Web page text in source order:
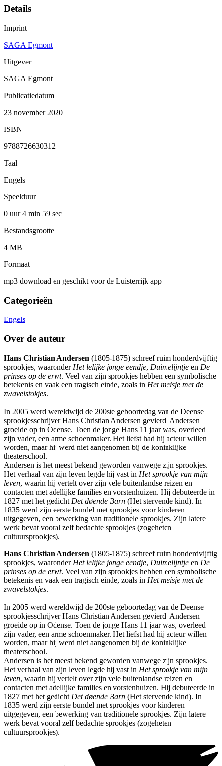
Details
Imprint
SAGA Egmont
Uitgever
SAGA Egmont
Publicatiedatum
23 november 2020
ISBN
9788726630312
Taal
Engels
Speelduur
0 uur 4 min 59 sec
Bestandsgrootte
4 MB
Formaat
mp3 download en geschikt voor de Luisterrijk app
Categorieën
Engels
Over de auteur
Hans Christian Andersen (1805-1875) schreef ruim honderdvijftig
sprookjes, waaronder Het lelijke jonge eendje, Duimelijntje en De
prinses op de erwt. Veel van zijn sprookjes hebben een symbolische
betekenis en vaak een tragisch einde, zoals in Het meisje met de
zwavelstokjes.
In 2005 werd wereldwijd de 200ste geboortedag van de Deense
sprookjesschrijver Hans Christian Andersen gevierd. Andersen
groeide op in Odense. Toen de jonge Hans 11 jaar was, overleed
zijn vader, een arme schoenmaker. Het liefst had hij acteur willen
worden, maar hij werd niet aangenomen bij de koninklijke
theaterschool.
Andersen is het meest bekend geworden vanwege zijn sprookjes.
Het verhaal van zijn leven legde hij vast in Het sprookje van mijn
leven, waarin hij vertelt over zijn vele buitenlandse reizen en
contacten met adellijke families en vorstenhuizen. Hij debuteerde in
1827 met het gedicht Det døende Barn (Het stervende kind). In
1835 werd zijn eerste bundel met sprookjes voor kinderen
uitgegeven, een bewerking van traditionele sprookjes. Zijn latere
werk bevat vooral zelf bedachte sprookjes (zogeheten
cultuursprookjes).
Hans Christian Andersen (1805-1875) schreef ruim honderdvijftig
sprookjes, waaronder Het lelijke jonge eendje, Duimelijntje en De
prinses op de erwt. Veel van zijn sprookjes hebben een symbolische
betekenis en vaak een tragisch einde, zoals in Het meisje met de
zwavelstokjes.
In 2005 werd wereldwijd de 200ste geboortedag van de Deense
sprookjesschrijver Hans Christian Andersen gevierd. Andersen
groeide op in Odense. Toen de jonge Hans 11 jaar was, overleed
zijn vader, een arme schoenmaker. Het liefst had hij acteur willen
worden, maar hij werd niet aangenomen bij de koninklijke
theaterschool.
Andersen is het meest bekend geworden vanwege zijn sprookjes.
Het verhaal van zijn leven legde hij vast in Het sprookje van mijn
leven, waarin hij vertelt over zijn vele buitenlandse reizen en
contacten met adellijke families en vorstenhuizen. Hij debuteerde in
1827 met het gedicht Det døende Barn (Het stervende kind). In
1835 werd zijn eerste bundel met sprookjes voor kinderen
uitgegeven, een bewerking van traditionele sprookjes. Zijn latere
werk bevat vooral zelf bedachte sprookjes (zogeheten
cultuursprookjes).